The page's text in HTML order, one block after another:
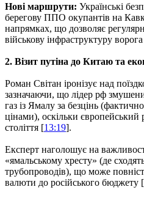
Нові маршрути: Українські
берегову ППО окупантів на
напрямках, що дозволяє
військову інфраструктуру
2. Візит путіна до Китаю та
Роман Світан іронізує над
зазначаючи, що лідер рф
газ із Ямалу за безцінь
цінами), оскільки європейський
століття [13:19].
Експерт наголошує на
«ямальському хресту» (де
трубопроводів), що може
валюти до російського бюджету [